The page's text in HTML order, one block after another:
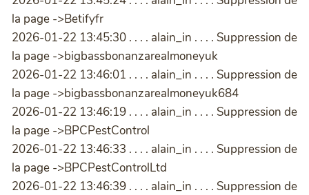
la page ->Betifyfr
2026-01-22 13:45:30 . . . . alain_in . . . . Suppression de
la page ->bigbassbonanzarealmoneyuk
2026-01-22 13:46:01 . . . . alain_in . . . . Suppression de
la page ->bigbassbonanzarealmoneyuk684
2026-01-22 13:46:19 . . . . alain_in . . . . Suppression de
la page ->BPCPestControl
2026-01-22 13:46:33 . . . . alain_in . . . . Suppression de
la page ->BPCPestControlLtd
2026-01-22 13:46:39 . . . . alain_in . . . . Suppression de